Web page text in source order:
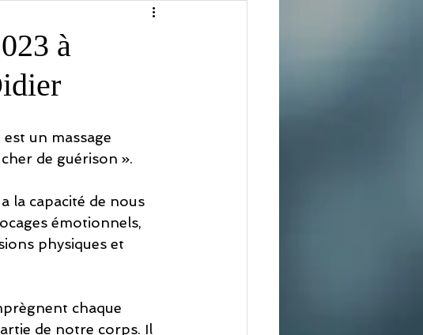
à
un massage
de guérison ».
la capacité de nous
émotionnels,
physiques et
chaque
de notre corps. Il